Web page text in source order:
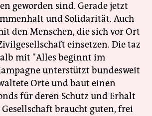
geworden sind. Gerade jetzt
und Solidarität. Auch
den Menschen, die sich vor Ort
einsetzen. Die taz
mit "Alles beginnt im
unterstützt bundesweit
Orte und baut einen
für deren Schutz und Erhalt
braucht guten, frei